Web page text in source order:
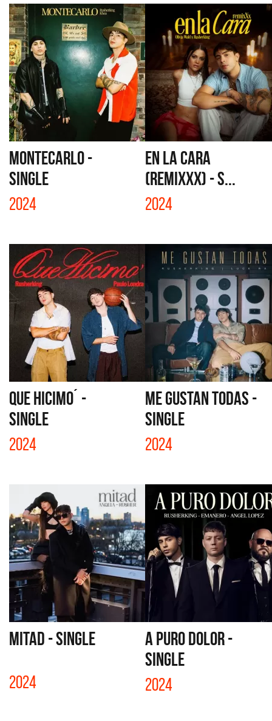
MONTECARLO -
SINGLE
2024
EN LA CARA
(REMIXXX) - S...
2024
QUE HICIMO´ -
SINGLE
2024
ME GUSTAN TODAS -
SINGLE
2024
MITAD - SINGLE
2024
A PURO DOLOR -
SINGLE
2024